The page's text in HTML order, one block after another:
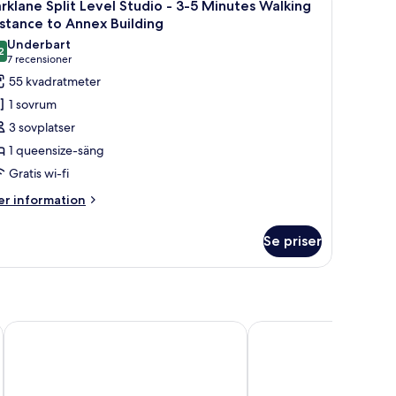
Split Level Studio - 3-5 Minutes Walking
to Annex Building
av 10
Underbart
7 recensioner
(7 recensioner)
55 kvadratmeter
1 sovrum
3 sovplatser
1 queensize-säng
Gratis wi-fi
information
Se priser
JEN Singapore Orchardgateway by Shangri-LaCarlton City Hotel